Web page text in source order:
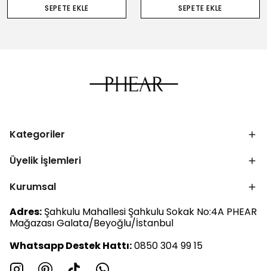
SEPETE EKLE SEPETE EKLE
Kategoriler
Üyelik İşlemleri
Kurumsal
Adres: Şahkulu Mahallesi Şahkulu Sokak No:4A PHEAR
Mağazası Galata/Beyoğlu/İstanbul
Whatsapp Destek Hattı:0850 304 99 15